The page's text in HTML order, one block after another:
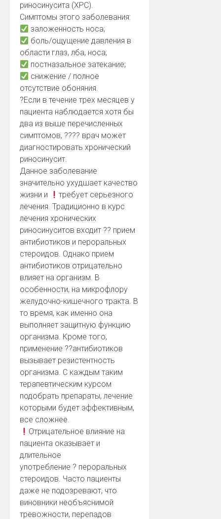
риносинусита (ХРС).
Симптомы этого заболевания:
заложенность носа;
боль/ощущение давления в
области глаз, лба, носа;
постназальное затекание;
снижение / полное
отсутствие обоняния.
?Если в течение трех месяцев у
пациента наблюдается хотя бы
два из выше перечисленных
симптомов, ?‍??‍? врач может
диагностировать хронический
риносинусит.
Данное заболевание
значительно ухудшает качество
жизни и
требует серьезного
лечения. Традиционно в курс
лечения хронических
риносинуситов входит ?? прием
антибиотиков и пероральных
стероидов. Однако прием
антибиотиков отрицательно
влияет на организм. В
особенности, на микрофлору
желудочно-кишечного тракта. В
то время, как именно она
выполняет защитную функцию
организма. Кроме того,
применение ??антибиотиков
вызывает резистентность
организма. С каждым таким
терапевтическим курсом
подобрать препараты, лечение
которыми будет эффективным,
все сложнее.
Отрицательное влияние на
пациента оказывает и
длительное
употребление ? пероральных
стероидов. Часто пациенты
даже не подозревают, что
виновники необъяснимой
тревожности, перепадов